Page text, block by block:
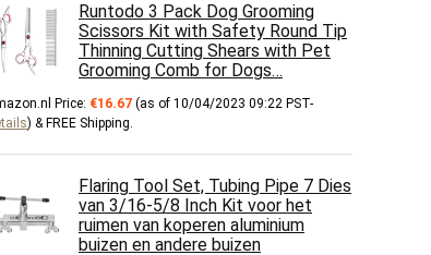
Runtodo 3 Pack Dog Grooming
Scissors Kit with Safety Round Tip
Thinning Cutting Shears with Pet
Grooming Comb for Dogs…
Price: €16.67 (as of 10/04/2023 09:22 PST-
) & FREE Shipping.
Flaring Tool Set, Tubing Pipe 7 Dies
van 3/16-5/8 Inch Kit voor het
ruimen van koperen aluminium
buizen en andere buizen